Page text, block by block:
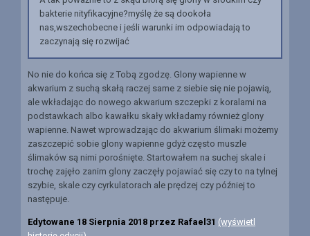
bakterie nityfikacyjne?myślę że są dookoła
nas,wszechobecne i jeśli warunki im odpowiadają to
zaczynają się rozwijać
No nie do końca się z Tobą zgodzę. Glony wapienne w
akwarium z suchą skałą raczej same z siebie się nie pojawią,
ale wkładając do nowego akwarium szczepki z koralami na
podstawkach albo kawałku skały wkładamy również glony
wapienne. Nawet wprowadzając do akwarium ślimaki możemy
zaszczepić sobie glony wapienne gdyż często muszle
ślimaków są nimi porośnięte. Startowałem na suchej skale i
trochę zajęło zanim glony zaczęły pojawiać się czy to na tylnej
szybie, skale czy cyrkulatorach ale prędzej czy później to
następuje.
Edytowane 18 Sierpnia 2018 przez Rafael31 (wyświetl